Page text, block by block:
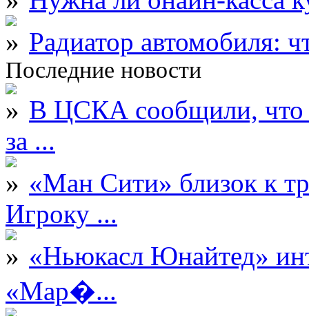
Радиатор автомобиля:
Последние новости
В ЦСКА сообщили, что
за ...
«Ман Сити» близок к
Игроку ...
«Ньюкасл Юнайтед»
«Мар�...